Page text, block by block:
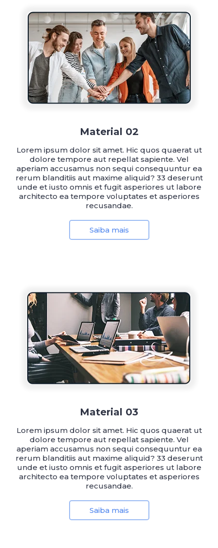
Material 02
Lorem ipsum dolor sit amet. Hic quos quaerat ut
dolore tempore aut repellat sapiente. Vel
aperiam accusamus non sequi consequuntur ea
rerum blanditiis aut maxime aliquid? 33 deserunt
unde et iusto omnis et fugit asperiores ut labore
architecto ea tempore voluptates et asperiores
recusandae.
Saiba mais
Material 03
Lorem ipsum dolor sit amet. Hic quos quaerat ut
dolore tempore aut repellat sapiente. Vel
aperiam accusamus non sequi consequuntur ea
rerum blanditiis aut maxime aliquid? 33 deserunt
unde et iusto omnis et fugit asperiores ut labore
architecto ea tempore voluptates et asperiores
recusandae.
Saiba mais